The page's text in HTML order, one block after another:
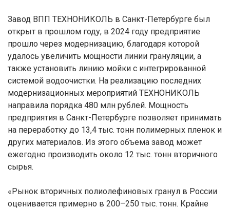
Завод ВПП ТЕХНОНИКОЛЬ в Санкт-Петербурге был
открыт в прошлом году, в 2024 году предприятие
прошло через модернизацию, благодаря которой
удалось увеличить мощности линии грануляции, а
также установить линию мойки с интегрированной
системой водоочистки. На реализацию последних
модернизационных мероприятий ТЕХНОНИКОЛЬ
направила порядка 480 млн рублей. Мощность
предприятия в Санкт-Петербурге позволяет принимать
на переработку до 13,4 тыс. тонн полимерных пленок и
других материалов. Из этого объема завод может
ежегодно производить около 12 тыс. тонн вторичного
сырья.
«Рынок вторичных полиолефиновых гранул в России
оценивается примерно в 200–250 тыс. тонн. Крайне